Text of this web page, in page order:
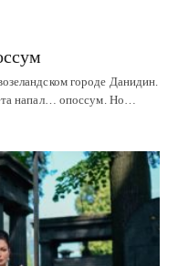
городе Данидин.
напал… опоссум. Но…